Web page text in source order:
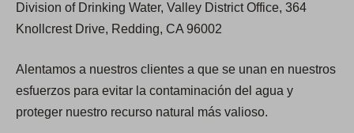
Division of Drinking Water, Valley District Office, 364
Knollcrest Drive, Redding, CA 96002
Alentamos a nuestros clientes a que se unan en nuestros
esfuerzos para evitar la contaminación del agua y
proteger nuestro recurso natural más valioso.